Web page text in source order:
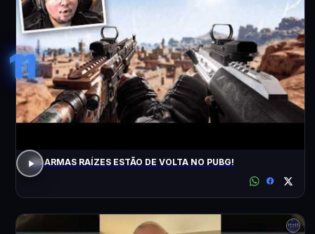
11
AS ARMAS RAÍZES ESTÃO DE VOLTA NO PUBG!